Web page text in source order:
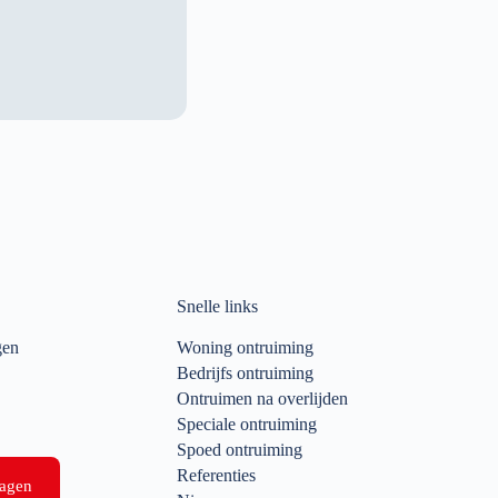
Snelle links
Woning ontruiming
Bedrijfs ontruiming
Ontruimen na overlijden
Speciale ontruiming
Spoed ontruiming
Referenties